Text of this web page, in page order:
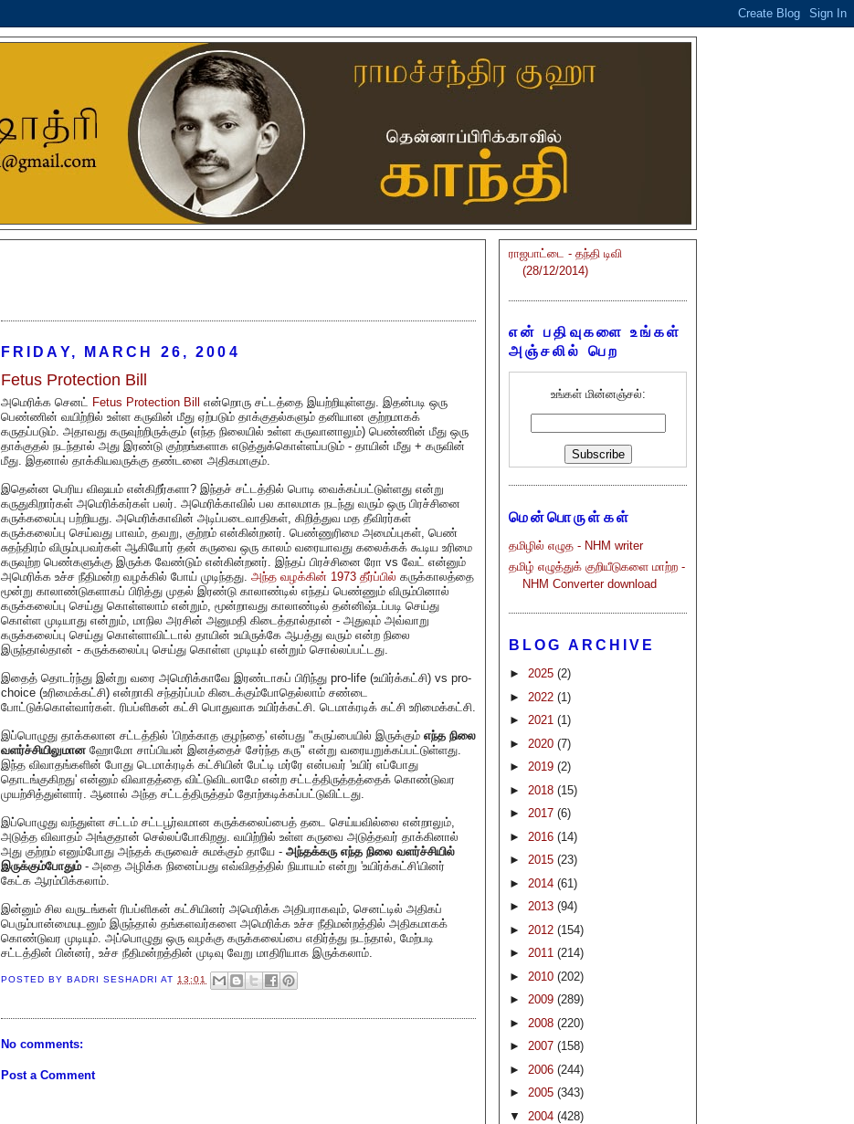
FRIDAY, MARCH 26, 2004
Fetus Protection Bill
அமெரிக்க செனட் Fetus Protection Bill என்றொரு சட்டத்தை இயற்றியுள்ளது. இதன்படி ஒரு
பெண்ணின் வயிற்றில் உள்ள கருவின் மீது ஏற்படும் தாக்குதல்களும் தனியான குற்றமாகக்
கருதப்படும். அதாவது கருவுற்றிருக்கும் (எந்த நிலையில் உள்ள கருவானாலும்) பெண்ணின் மீது ஒரு
தாக்குதல் நடந்தால் அது இரண்டு குற்றங்களாக எடுத்துக்கொள்ளப்படும் - தாயின் மீது + கருவின்
மீது. இதனால் தாக்கியவருக்கு தண்டனை அதிகமாகும்.
இதென்ன பெரிய விஷயம் என்கிறீர்களா? இந்தச் சட்டத்தில் பொடி வைக்கப்பட்டுள்ளது என்று
கருதுகிறார்கள் அமெரிக்கர்கள் பலர். அமெரிக்காவில் பல காலமாக நடந்து வரும் ஒரு பிரச்சினை
கருக்கலைப்பு பற்றியது. அமெரிக்காவின் அடிப்படைவாதிகள், கிறித்துவ மத தீவிரர்கள்
கருக்கலைப்பு செய்வது பாவம், தவறு, குற்றம் என்கின்றனர். பெண்ணுரிமை அமைப்புகள், பெண்
சுதந்திரம் விரும்புபவர்கள் ஆகியோர் தன் கருவை ஒரு காலம் வரையாவது கலைக்கக் கூடிய உரிமை
கருவுற்ற பெண்களுக்கு இருக்க வேண்டும் என்கின்றனர். இந்தப் பிரச்சினை ரோ vs வேட் என்னும்
அமெரிக்க உச்ச நீதிமன்ற வழக்கில் போய் முடிந்தது. அந்த வழக்கின் 1973 தீர்ப்பில் கருக்காலத்தை
மூன்று காலாண்டுகளாகப் பிரித்து முதல் இரண்டு காலாண்டில் எந்தப் பெண்ணும் விரும்பினால்
கருக்கலைப்பு செய்து கொள்ளலாம் என்றும், மூன்றாவது காலாண்டில் தன்னிஷ்டப்படி செய்து
கொள்ள முடியாது என்றும், மாநில அரசின் அனுமதி கிடைத்தால்தான் - அதுவும் அவ்வாறு
கருக்கலைப்பு செய்து கொள்ளாவிட்டால் தாயின் உயிருக்கே ஆபத்து வரும் என்ற நிலை
இருந்தால்தான் - கருக்கலைப்பு செய்து கொள்ள முடியும் என்றும் சொல்லப்பட்டது.
இதைத் தொடர்ந்து இன்று வரை அமெரிக்காவே இரண்டாகப் பிரிந்து pro-life (உயிர்க்கட்சி) vs pro-
choice (உரிமைக்கட்சி) என்றாகி சந்தர்ப்பம் கிடைக்கும்போதெல்லாம் சண்டை
போட்டுக்கொள்வார்கள். ரிபப்ளிகன் கட்சி பொதுவாக உயிர்க்கட்சி. டெமாக்ரடிக் கட்சி உரிமைக்கட்சி.
இப்பொழுது தாக்கலான சட்டத்தில் 'பிறக்காத குழந்தை' என்பது "கருப்பையில் இருக்கும் எந்த நிலை
வளர்ச்சியிலுமான ஹோமோ சாப்பியன் இனத்தைச் சேர்ந்த கரு" என்று வரையறுக்கப்பட்டுள்ளது.
இந்த விவாதங்களின் போது டெமாக்ரடிக் கட்சியின் பேட்டி மர்ரே என்பவர் 'உயிர் எப்போது
தொடங்குகிறது' என்னும் விவாதத்தை விட்டுவிடலாமே என்ற சட்டத்திருத்தத்தைக் கொண்டுவர
முயற்சித்துள்ளார். ஆனால் அந்த சட்டத்திருத்தம் தோற்கடிக்கப்பட்டுவிட்டது.
இப்பொழுது வந்துள்ள சட்டம் சட்டபூர்வமான கருக்கலைப்பைத் தடை செய்யவில்லை என்றாலும்,
அடுத்த விவாதம் அங்குதான் செல்லப்போகிறது. வயிற்றில் உள்ள கருவை அடுத்தவர் தாக்கினால்
அது குற்றம் எனும்போது அந்தக் கருவைச் சுமக்கும் தாயே - அந்தக்கரு எந்த நிலை வளர்ச்சியில்
இருக்கும்போதும்- அதை அழிக்க நினைப்பது எவ்விதத்தில் நியாயம் என்று 'உயிர்க்கட்சி'யினர்
கேட்க ஆரம்பிக்கலாம்.
இன்னும் சில வருடங்கள் ரிபப்ளிகன் கட்சியினர் அமெரிக்க அதிபராகவும், செனட்டில் அதிகப்
பெரும்பான்மையுடனும் இருந்தால் தங்களவர்களை அமெரிக்க உச்ச நீதிமன்றத்தில் அதிகமாகக்
கொண்டுவர முடியும். அப்பொழுது ஒரு வழக்கு கருக்கலைப்பை எதிர்த்து நடந்தால், மேற்படி
சட்டத்தின் பின்னர், உச்ச நீதிமன்றத்தின் முடிவு வேறு மாதிரியாக இருக்கலாம்.
POSTED BY BADRI SESHADRI AT13:01
No comments:
Post a Comment
ராஜபாட்டை - தந்தி டிவி
(28/12/2014)
என் பதிவுகளை உங்கள்
அஞ்சலில் பெற
உங்கள் மின்னஞ்சல்:
மென்பொருள்கள்
தமிழில் எழுத - NHM writer
தமிழ் எழுத்துக் குறியீடுகளை மாற்ற -
NHM Converter download
BLOG ARCHIVE
► 2025 (2)
► 2022 (1)
► 2021 (1)
► 2020 (7)
► 2019 (2)
► 2018 (15)
► 2017 (6)
► 2016 (14)
► 2015 (23)
► 2014 (61)
► 2013 (94)
► 2012 (154)
► 2011 (214)
► 2010 (202)
► 2009 (289)
► 2008 (220)
► 2007 (158)
► 2006 (244)
► 2005 (343)
▼ 2004 (428)